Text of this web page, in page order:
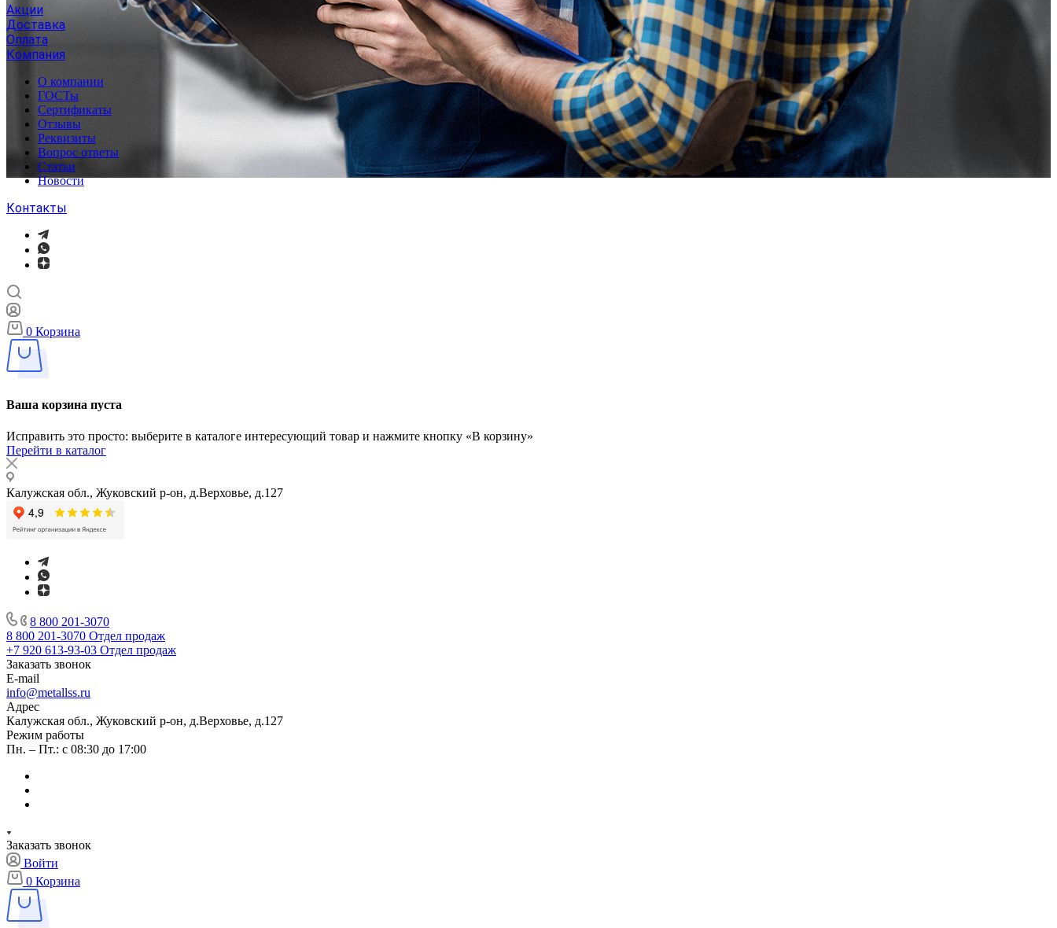
Акции
Доставка
Оплата
Компания
О компании
ГОСТы
Сертификаты
Отзывы
Реквизиты
Вопрос ответы
Статьи
Новости
Контакты
0 Корзина
Ваша корзина пуста
Исправить это просто: выберите в каталоге интересующий товар и нажмите кнопку «В корзину»
Перейти в каталог
Калужская обл., Жуковский р-он, д.Верховье, д.127
8 800 201-3070
8 800 201-3070 Отдел продаж
+7 920 613-93-03 Отдел продаж
Заказать звонок
E-mail
info@metallss.ru
Адрес
Калужская обл., Жуковский р-он, д.Верховье, д.127
Режим работы
Пн. – Пт.: с 08:30 до 17:00
Заказать звонок
Войти
0 Корзина